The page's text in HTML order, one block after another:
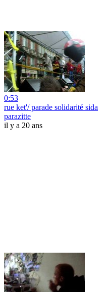
0:53
rue ket'/ parade solidarité sida
parazitte
il y a 20 ans